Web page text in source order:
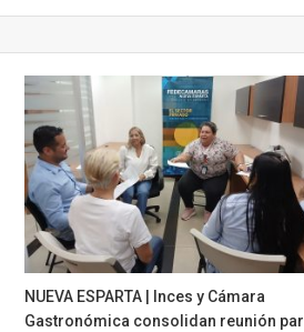
NUEVA ESPARTA | Inces y Cámara
Gastronómica consolidan reunión